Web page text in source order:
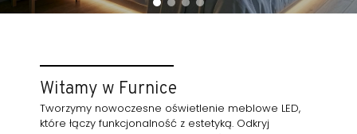
Witamy w Furnice
Tworzymy nowoczesne oświetlenie meblowe LED,
które łączy funkcjonalność z estetyką. Odkryj